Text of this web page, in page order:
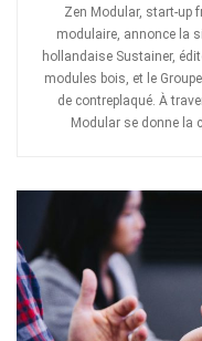
Zen Modular, start-up
modulaire, annonce la
hollandaise Sustainer,
modules bois, et le
de contreplaqué. À
Modular se donne la